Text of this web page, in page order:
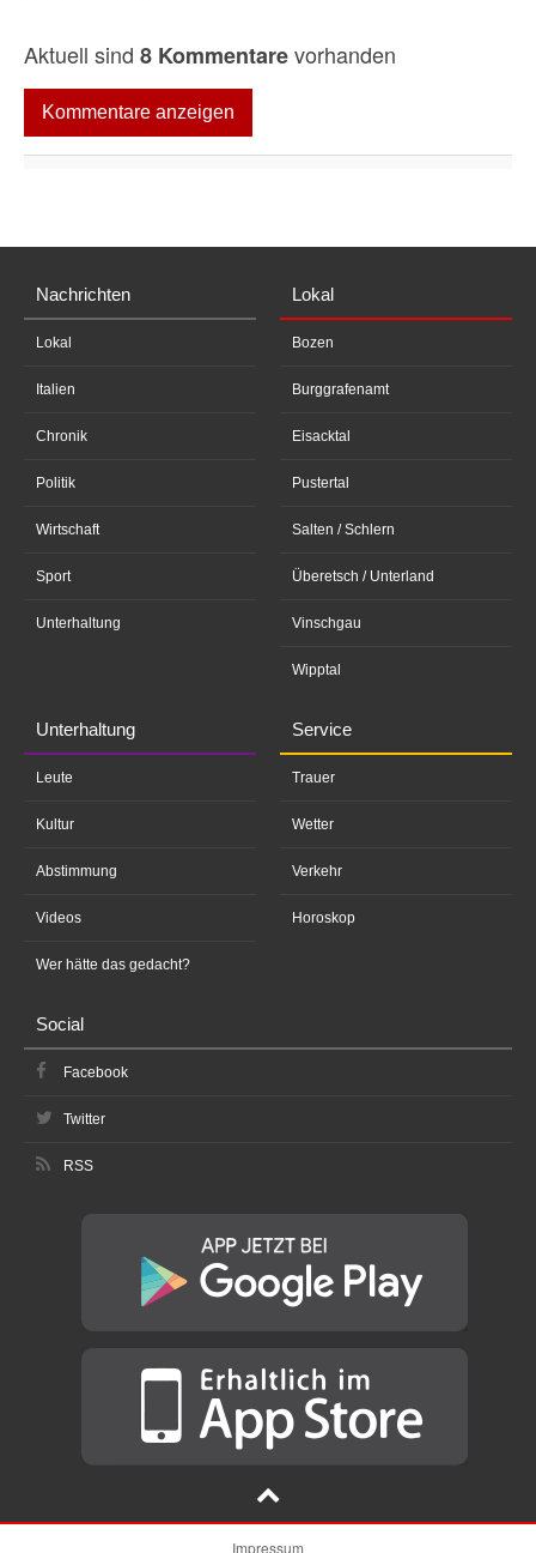
Aktuell sind 8 Kommentarevorhanden
Kommentare anzeigen
Nachrichten
Lokal
Italien
Chronik
Politik
Wirtschaft
Sport
Unterhaltung
Lokal
Bozen
Burggrafenamt
Eisacktal
Pustertal
Salten / Schlern
Überetsch / Unterland
Vinschgau
Wipptal
Unterhaltung
Leute
Kultur
Abstimmung
Videos
Wer hätte das gedacht?
Service
Trauer
Wetter
Verkehr
Horoskop
Social
Facebook
Twitter
RSS
Impressum